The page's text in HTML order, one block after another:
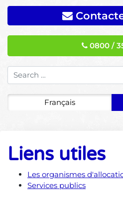
0800 /
Search for:
Français
Liens utiles
Les organismes
Services publics